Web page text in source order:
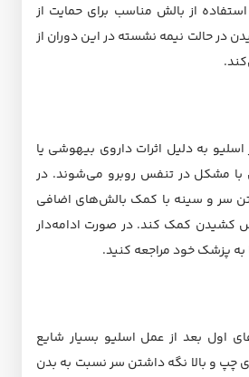
از بالش مناسب برای حمایت از
در حالت نیمه نشسته در این دوران از
اسلیو به دلیل اثرات داروی بیهوشی یا
مشکل در تنفس روبرو می‌شوند. در
سر و سینه با کمک بالش‌های اضافی
کشیدن کمک کند. در صورت ادامه‌دار
پزشک خود مراجعه کنید.
اول بعد از عمل اسلیو بسیار شایع
چپ و بالا نگه داشتن سر نسبت به بدن